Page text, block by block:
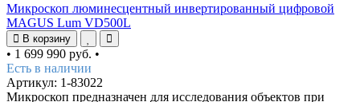
Микроскоп люминесцентный инвертированный цифровой
MAGUS Lum VD500L
В корзину
• 1 699 990 руб. •
Есть в наличии
Артикул: 1-83022
Микроскоп предназначен для исследования объектов при